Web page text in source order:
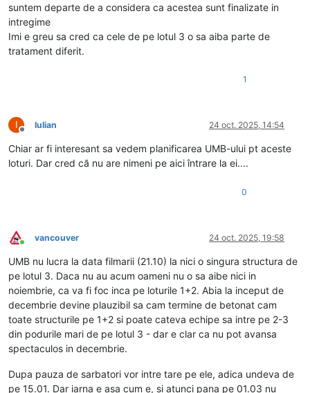
suntem departe de a considera ca acestea sunt finalizate in
intregime
Imi e greu sa cred ca cele de pe lotul 3 o sa aiba parte de
tratament diferit.
1
I
Deconectat
Iulian 24 oct. 2025, 14:54
Chiar ar fi interesant sa vedem planificarea UMB-ului pt aceste
loturi. Dar cred că nu are nimeni pe aici întrare la ei....
0
Conectat
vancouver 24 oct. 2025, 19:58
UMB nu lucra la data filmarii (21.10) la nici o singura structura de
pe lotul 3. Daca nu au acum oameni nu o sa aibe nici in
noiembrie, ca va fi foc inca pe loturile 1+2. Abia la inceput de
decembrie devine plauzibil sa cam termine de betonat cam
toate structurile pe 1+2 si poate cateva echipe sa intre pe 2-3
din podurile mari de pe lotul 3 - dar e clar ca nu pot avansa
spectaculos in decembrie.
Dupa pauza de sarbatori vor intre tare pe ele, adica undeva de
pe 15.01. Dar iarna e asa cum e, si atunci pana pe 01.03 nu